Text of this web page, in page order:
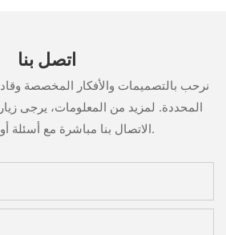
اتصل بنا
نرحب بالتصميمات والأفكار المخصصة
المحددة. لمزيد من المعلومات، يرجى
الاتصال بنا مباشرة مع أسئلة أو استفسارات.